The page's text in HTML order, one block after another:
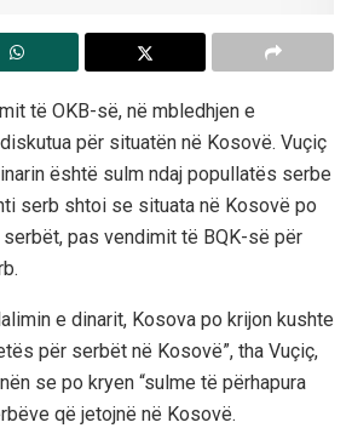
të OKB-së, në mbledhjen e
për situatën në Kosovë. Vuçiç
është sulm ndaj popullatës serbe
serb shtoi se situata në Kosovë po
pas vendimit të BQK-së për
e dinarit, Kosova po krijon kushte
për serbët në Kosovë”, tha Vuçiç,
se po kryen “sulme të përhapura
që jetojnë në Kosovë.